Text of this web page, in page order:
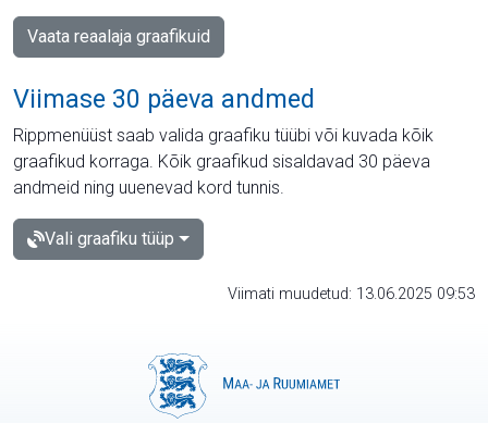
Vaata reaalaja graafikuid
Viimase 30 päeva andmed
Rippmenüüst saab valida graafiku tüübi või kuvada kõik
graafikud korraga. Kõik graafikud sisaldavad 30 päeva
andmeid ning uuenevad kord tunnis.
Vali graafiku tüüp
Viimati muudetud: 13.06.2025 09:53